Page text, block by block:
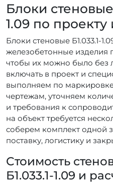
Блоки
1.09 по
Блоки стеновые Б1.033.1-
железобетонные изделия
чтобы их можно было без
включать в проект и
выполняем по
чертежам, уточняем
и требования к
на объект требуется
соберем комплект одной
поставку, логистику и
Стоимость
Б1.033.1-1.09 и